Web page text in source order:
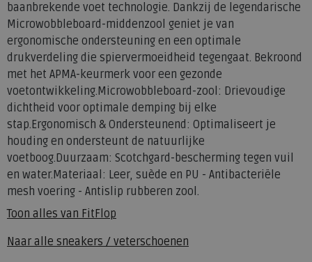
baanbrekende voet technologie. Dankzij de legendarische
Microwobbleboard-middenzool geniet je van
ergonomische ondersteuning en een optimale
drukverdeling die spiervermoeidheid tegengaat. Bekroond
met het APMA-keurmerk voor een gezonde
voetontwikkeling.Microwobbleboard-zool: Drievoudige
dichtheid voor optimale demping bij elke
stap.Ergonomisch & Ondersteunend: Optimaliseert je
houding en ondersteunt de natuurlijke
voetboog.Duurzaam: Scotchgard-bescherming tegen vuil
en water.Materiaal: Leer, suède en PU - Antibacteriële
mesh voering - Antislip rubberen zool.
Toon alles van FitFlop
Naar alle sneakers / veterschoenen